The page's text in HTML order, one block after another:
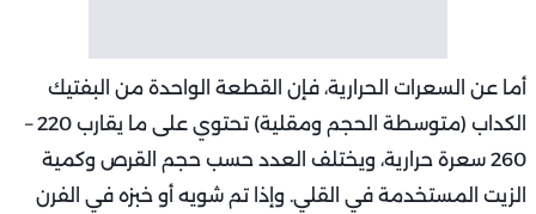
أما عن السعرات الحرارية، فإن القطعة الواحدة من البفتيك
الكداب (متوسطة الحجم ومقلية) تحتوي على ما يقارب 220 –
260 سعرة حرارية، ويختلف العدد حسب حجم القرص وكمية
الزيت المستخدمة في القلي. وإذا تم شويه أو خبزه في الفرن